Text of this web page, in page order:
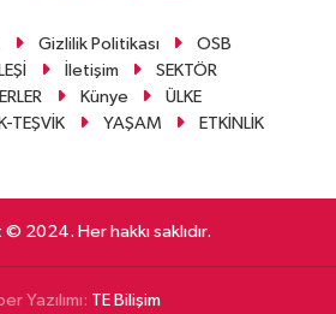
Gizlilik Politikası
OSB
İletişim
SEKTÖR
Künye
ÜLKE
TEŞVİK YAŞAM ETKİNLİK
2024. Her hakkı saklıdır.
Yazılımı: TE Bilişim